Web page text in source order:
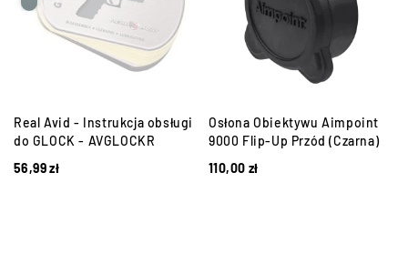
Real Avid - Instrukcja obsługi
do GLOCK - AVGLOCKR
56,99zł
Osłona Obiektywu Aimpoint
9000 Flip-Up Przód (Czarna)
110,00 zł